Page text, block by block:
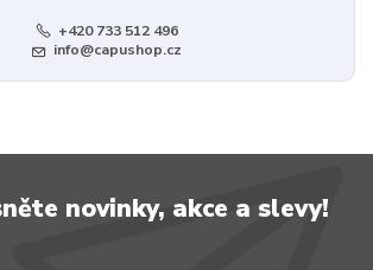
+420 733 512 496
info@capushop.cz
novinky, akce a slevy!